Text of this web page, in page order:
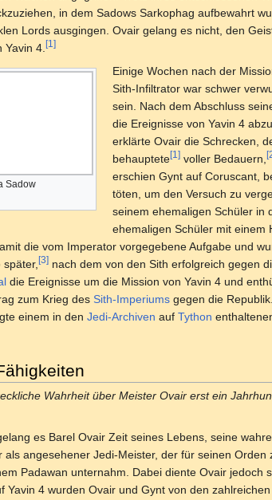
in dem Sadows Sarkophag aufbewahrt
Lords ausgingen. Ovair gelang es nicht, den
4. [1]
Sadow
Einige Wochen nach der
Sith-Infiltrator war schwer
sein. Nach dem Abschluss
die Ereignisse von Yavin 4
erklärte Ovair die Schrecken,
behauptete[1]voller Bedauern,
erschien Gynt auf Coruscant,
töten, um den Versuch zu
seinem ehemaligen Schüler in
ehemaligen Schüler mit einem
die vom Imperator vorgegebene Aufgabe und
[3] nach dem von den Sith erfolgreich gegen
die Ereignisse um die Mission von Yavin 4 und
zum Krieg des Sith-Imperiums gegen die Republik.
einem in den Jedi-Archiven auf Tython
Wahrheit über Meister Ovair erst ein
es Barel Ovair Zeit seines Lebens, seine
angesehener Jedi-Meister, der für seinen Orden
Padawan unternahm. Dabei diente Ovair jedoch
Yavin 4 wurden Ovair und Gynt von den